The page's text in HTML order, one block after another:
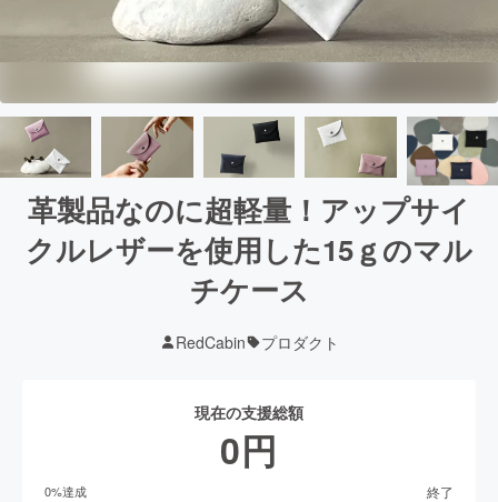
革製品なのに超軽量！アップサイ
クルレザーを使用した15ｇのマル
チケース
RedCabin プロダクト
現在の支援総額
0円
0%達成 終了